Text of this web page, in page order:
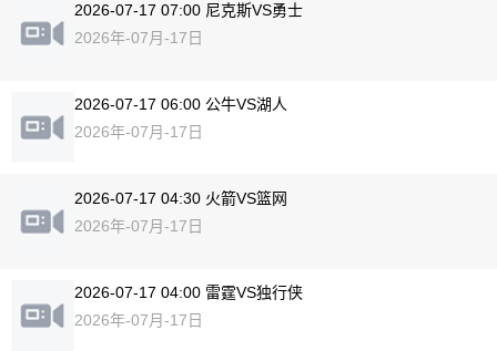
2026-07-17 07:00 尼克斯VS勇士
2026年-07月-17日
2026-07-17 06:00 公牛VS湖人
2026年-07月-17日
2026-07-17 04:30 火箭VS篮网
2026年-07月-17日
2026-07-17 04:00 雷霆VS独行侠
2026年-07月-17日